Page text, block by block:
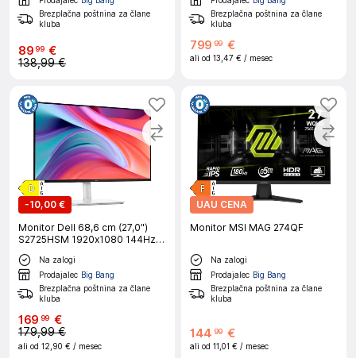
Brezplačna poštnina za člane
kluba
8999 €
138,99 €
Brezplačna poštnina za člane
kluba
799 99 €
ali od 13,47 € / mesec
-10,00 €
Monitor Dell 68,6 cm (27,0")
S2725HSM 1920x1080 144Hz
IPS 1ms 2xHDMI Pivot Zvočniki
2x3W sRGB99% FreeSync
Na zalogi
Prodajalec Big Bang
Brezplačna poštnina za člane
kluba
169 99 €
179,99 €
ali od 12,90 € / mesec
UAU CENA
Monitor MSI MAG 274QF
Na zalogi
Prodajalec Big Bang
Brezplačna poštnina za člane
kluba
144 99 €
ali od 11,01 € / mesec